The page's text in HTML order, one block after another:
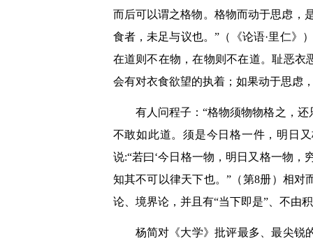
而后可以谓之格物。格物而动于思虑，
食者，未足与议也。”（《论语·里仁》
在道则不在物，在物则不在道。耻恶衣
会有对衣食欲望的执着；如果动于思虑
有人问程子：“格物须物物格之，
不敢如此道。须是今日格一件，明日
说:“若曰‘今日格一物，明日又格一物
知其不可以律天下也。”（第8册）相
论、境界论，并且有“当下即是”、不由
杨简对《大学》批评最多、最尖锐